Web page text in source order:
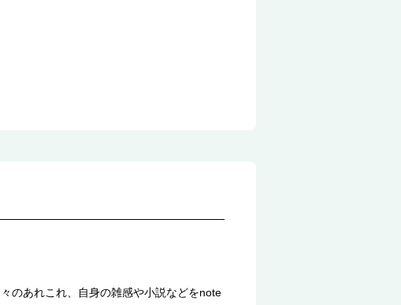
のあれこれ、自身の雑感や小説などをnote